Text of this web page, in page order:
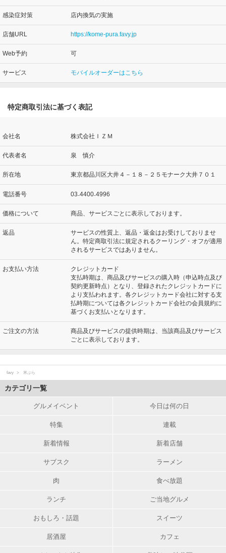
感染症対策 店内換気の実施
店舗URL https://kome-pura.favy.jp
Web予約 可
サービス モバイルオーダーはこちら
特定商取引法に基づく表記
会社名 株式会社ＩＺＭ
代表者名 泉 慎介
所在地 東京都品川区大井４－１８－２５モナーク大井７０１
電話番号 03₋4400₋4996
価格について 商品、サービスごとに表示しております。
返品
サービスの性質上、返品・返金はお受けしておりませ
ん。特定商取引法に規定されるクーリング・オフが適用
されるサービスではありません。
お支払い方法
クレジットカード
支払時期は、商品及びサービスの購入時（申込時点及び
契約更新時点）となり、登録されたクレジットカードに
より支払われます。各クレジットカード会社に対する支
払時期については各クレジットカード会社の会員規約に
基づくお支払いとなります。
ご注文の方法
商品及びサービスの提供時期は、当該商品及びサービス
ごとに表示しております。
favy 米ぷら
カテゴリ一覧
グルメイベント 今日は何の日
特集 連載
新着情報 新着店舗
サブスク ラーメン
肉 食べ放題
ランチ ご当地グルメ
おもしろ・話題 スイーツ
居酒屋 カフェ